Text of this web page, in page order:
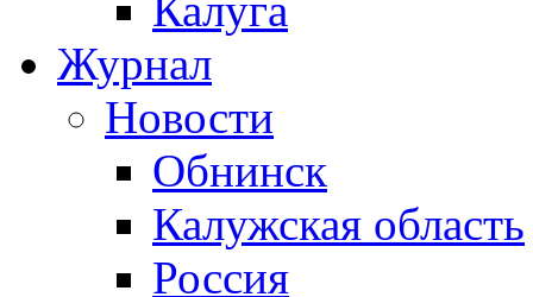
Калуга
Журнал
Новости
Обнинск
Калужская область
Россия